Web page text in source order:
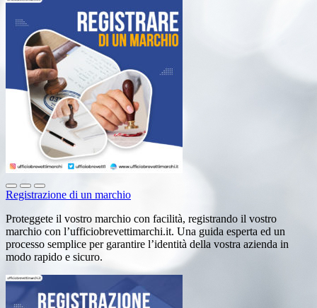
Registrazione di un marchio
Proteggete il vostro marchio con facilità, registrando il vostro
marchio con l’ufficiobrevettimarchi.it. Una guida esperta ed un
processo semplice per garantire l’identità della vostra azienda in
modo rapido e sicuro.